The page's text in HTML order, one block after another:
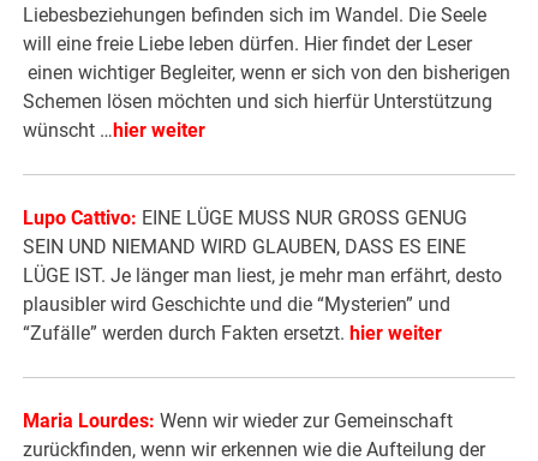
Liebesbeziehungen befinden sich im Wandel. Die Seele
will eine freie Liebe leben dürfen. Hier findet der Leser
einen wichtiger Begleiter, wenn er sich von den bisherigen
Schemen lösen möchten und sich hierfür Unterstützung
wünscht … hier weiter
Lupo Cattivo: EINE LÜGE MUSS NUR GROSS GENUG
SEIN UND NIEMAND WIRD GLAUBEN, DASS ES EINE
LÜGE IST. Je länger man liest, je mehr man erfährt, desto
plausibler wird Geschichte und die “Mysterien” und
“Zufälle” werden durch Fakten ersetzt. hier weiter
Maria Lourdes: Wenn wir wieder zur Gemeinschaft
zurückfinden, wenn wir erkennen wie die Aufteilung der